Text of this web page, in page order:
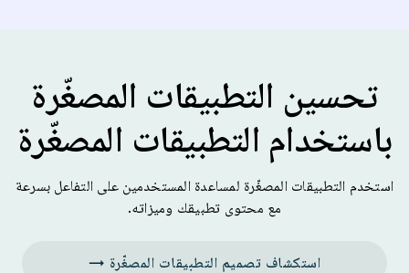
تحسين التطبيقات المصغّرة
باستخدام التطبيقات المصغّرة
استخدم التطبيقات المصغّرة لمساعدة المستخدمين على التفاعل بسرعة
مع محتوى تطبيقك وميزاته.
استكشاف تصميم التطبيقات المصغّرة →